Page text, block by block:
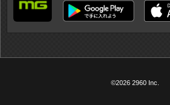
©2026 2960 Inc.